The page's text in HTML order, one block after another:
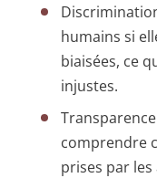
humains si
biaisées, ce
injustes.
comprendre
prises par